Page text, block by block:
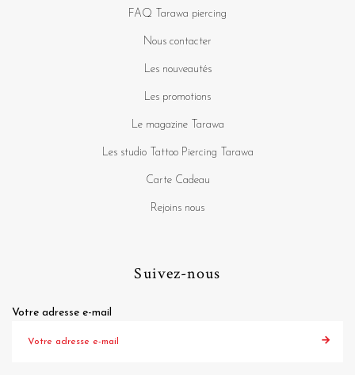
FAQ Tarawa piercing
Nous contacter
Les nouveautés
Les promotions
Le magazine Tarawa
Les studio Tattoo Piercing Tarawa
Carte Cadeau
Rejoins nous
Suivez-nous
Votre adresse e-mail